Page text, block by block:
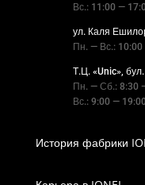
Вс.: 11:00 —
ул. Каля
Пн. — Вс.: 10:00
Т.Ц. «Unic»,
Пн. — Сб.: 8:30
Вс.: 9:00 — 19:00
История фабрики